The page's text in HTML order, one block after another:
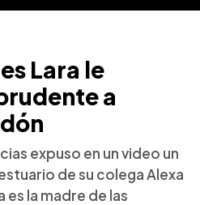
Lara le
a
expuso en un video un
de su colega Alexa
es la madre de las